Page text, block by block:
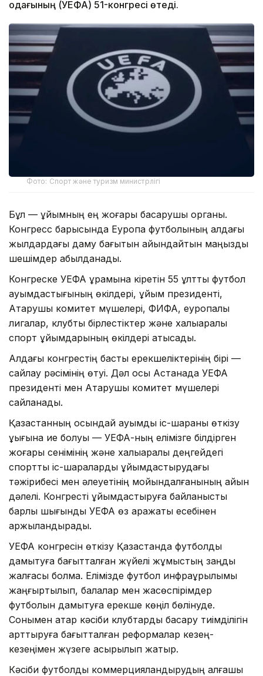
одағының (УЕФА) 51-конгресі өтеді.
Фото: Спорт және туризм министрлігі
Бұл — ұйымның ең жоғары басқарушы органы.
Конгресс барысында Еуропа футболының алдағы
жылдардағы даму бағытын айқындайтын маңызды
шешімдер қабылданады.
Конгреске УЕФА құрамына кіретін 55 ұлттық футбол
қауымдастығының өкілдері, ұйым президенті,
Атқарушы комитет мүшелері, ФИФА, еуропалық
лигалар, клубтық бірлестіктер және халықаралық
спорт ұйымдарының өкілдері қатысады.
Алдағы конгрестің басты ерекшеліктерінің бірі —
сайлау рәсімінің өтуі. Дәл осы Астанада УЕФА
президенті мен Атқарушы комитет мүшелері
сайланады.
Қазақстанның осындай ауқымды іс-шараны өткізу
құқығына ие болуы — УЕФА-ның елімізге білдірген
жоғары сенімінің және халықаралық деңгейдегі
спорттық іс-шараларды ұйымдастырудағы
тәжірибесі мен әлеуетінің мойындалғанының айқын
дәлелі. Конгресті ұйымдастыруға байланысты
барлық шығынды УЕФА өз қаражаты есебінен
қаржыландырады.
УЕФА конгресін өткізу Қазақстанда футболды
дамытуға бағытталған жүйелі жұмыстың заңды
жалғасы болмақ. Елімізде футбол инфрақұрылымы
жаңғыртылып, балалар мен жасөспірімдер
футболын дамытуға ерекше көңіл бөлінуде.
Сонымен қатар кәсіби клубтарды басқару тиімділігін
арттыруға бағытталған реформалар кезең-
кезеңімен жүзеге асырылып жатыр.
Кәсіби футболды коммерцияландырудың алғашқы